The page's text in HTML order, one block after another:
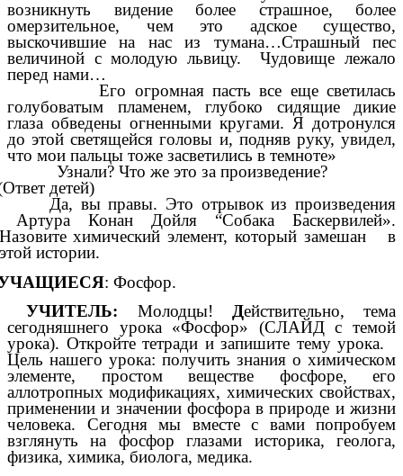
возникнуть видение более страшное, более
омерзительное, чем это адское существо,
выскочившие на нас из тумана…Страшный пес
величиной с молодую львицу. Чудовище лежало
перед нами…
Его огромная пасть все еще светилась
голубоватым пламенем, глубоко сидящие дикие
глаза обведены огненными кругами. Я дотронулся
до этой светящейся головы и, подняв руку, увидел,
что мои пальцы тоже засветились в темноте»
Узнали? Что же это за произведение?
детей)
Да, вы правы. Это отрывок из произведения
Конан Дойля “Собака Баскервилей».
химический элемент, который замешан в
истории.
: Фосфор.
УЧИТЕЛЬ: Молодцы! Действительно, тема
сегодняшнего урока «Фосфор» (СЛАЙД с темой
урока). Откройте тетради и запишите тему урока.
Цель нашего урока: получить знания о химическом
элементе, простом веществе фосфоре, его
аллотропных модификациях, химических свойствах,
применении и значении фосфора в природе и жизни
человека. Сегодня мы вместе с вами попробуем
взглянуть на фосфор глазами историка, геолога,
физика, химика, биолога, медика.